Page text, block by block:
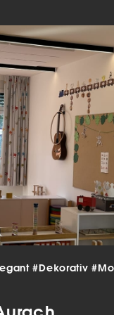
#Dekorativ
die
Hier
Ihre